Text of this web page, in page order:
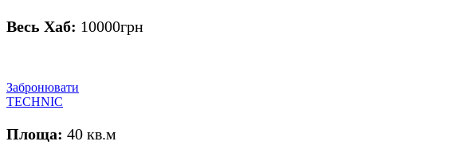
Весь Хаб: 10000грн
Забронювати
TECHNIC
Площа: 40 кв.м